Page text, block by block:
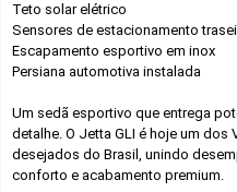
Teto solar elétrico
Sensores de estacionamento
Escapamento esportivo em inox
Persiana automotiva instalada
Um sedã esportivo que entrega
detalhe. O Jetta GLI é hoje um
desejados do Brasil, unindo
conforto e acabamento premium.